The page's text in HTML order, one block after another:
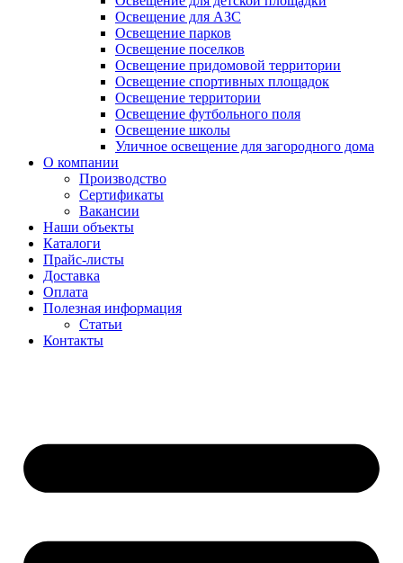
Освещение для АЗС
Освещение парков
Освещение поселков
Освещение придомовой территории
Освещение спортивных площадок
Освещение территории
Освещение футбольного поля
Освещение школы
Уличное освещение для загородного дома
О компании
Производство
Сертификаты
Вакансии
Наши объекты
Каталоги
Прайс-листы
Доставка
Оплата
Полезная информация
Статьи
Контакты